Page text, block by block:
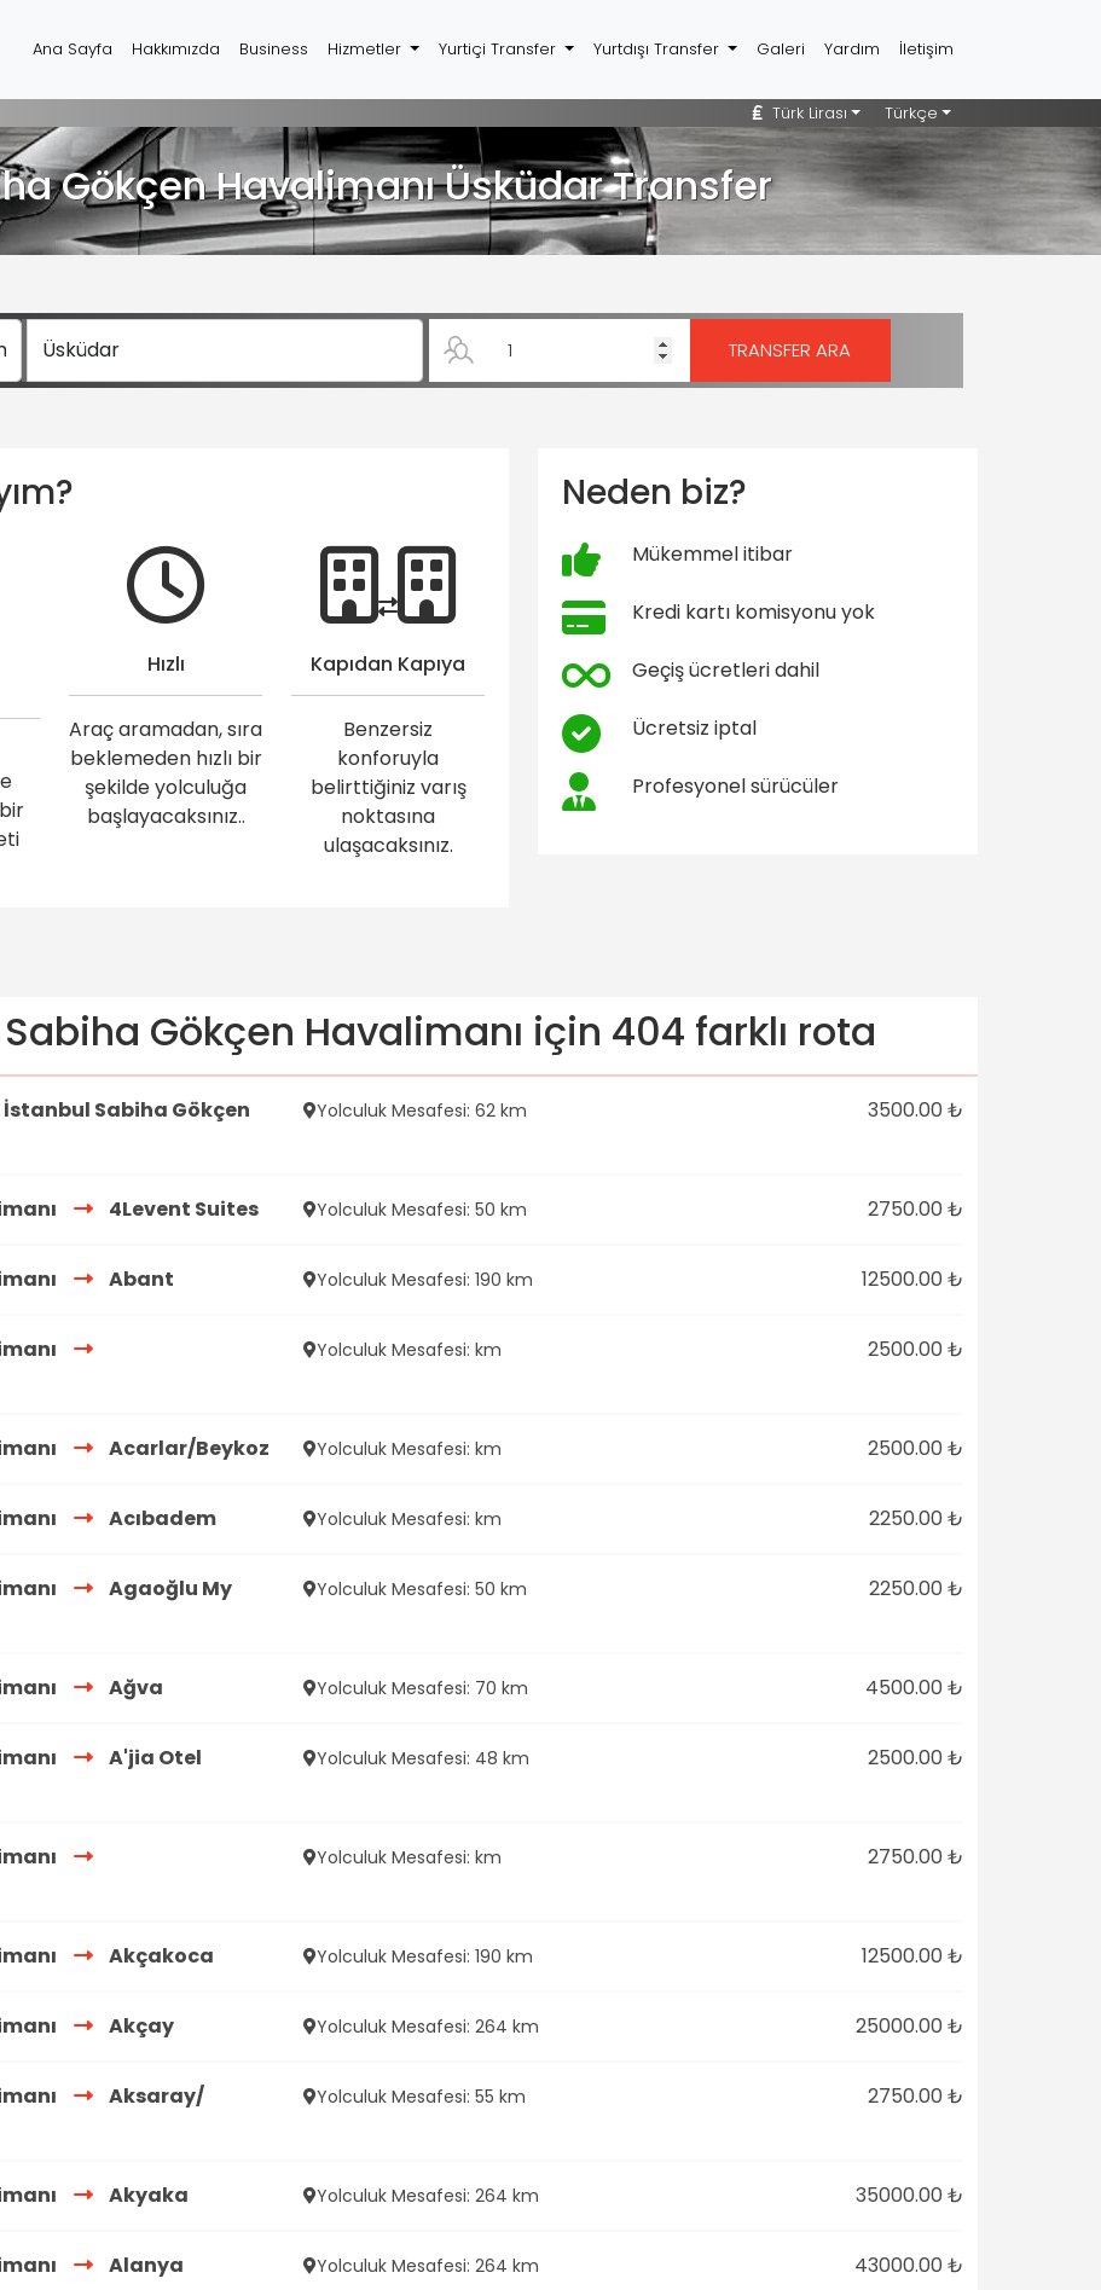
Ana Sayfa Hakkımızda Business Hizmetler Yurtiçi Transfer Yurtdışı Transfer Galeri Yardım İletişim
Türk Lirası Türkçe
Gökçen Havalimanı Üsküdar Transfer
Hızlı
Araç aramadan, sıra
beklemeden hızlı bir
şekilde yolculuğa
başlayacaksınız..
Kapıdan Kapıya
Benzersiz
konforuyla
belirttiğiniz varış
noktasına
ulaşacaksınız.
Neden biz?
Mükemmel itibar
Kredi kartı komisyonu yok
Geçiş ücretleri dahil
Ücretsiz iptal
Profesyonel sürücüler
Gökçen Havalimanı için 404 farklı rota
İstanbul Sabiha Gökçen
Yolculuk Mesafesi: 62 km 3500.00 ₺
4Levent Suites Yolculuk Mesafesi: 50 km 2750.00 ₺
Abant Yolculuk Mesafesi: 190 km 12500.00 ₺
Yolculuk Mesafesi: km 2500.00 ₺
Acarlar/Beykoz Yolculuk Mesafesi: km 2500.00 ₺
Acıbadem Yolculuk Mesafesi: km 2250.00 ₺
Agaoğlu My
Yolculuk Mesafesi: 50 km 2250.00 ₺
Ağva Yolculuk Mesafesi: 70 km 4500.00 ₺
A'jia Otel
Yolculuk Mesafesi: 48 km 2500.00 ₺
Yolculuk Mesafesi: km 2750.00 ₺
Akçakoca Yolculuk Mesafesi: 190 km 12500.00 ₺
Akçay Yolculuk Mesafesi: 264 km 25000.00 ₺
Aksaray/
Yolculuk Mesafesi: 55 km 2750.00 ₺
Akyaka Yolculuk Mesafesi: 264 km 35000.00 ₺
Alanya Yolculuk Mesafesi: 264 km 43000.00 ₺